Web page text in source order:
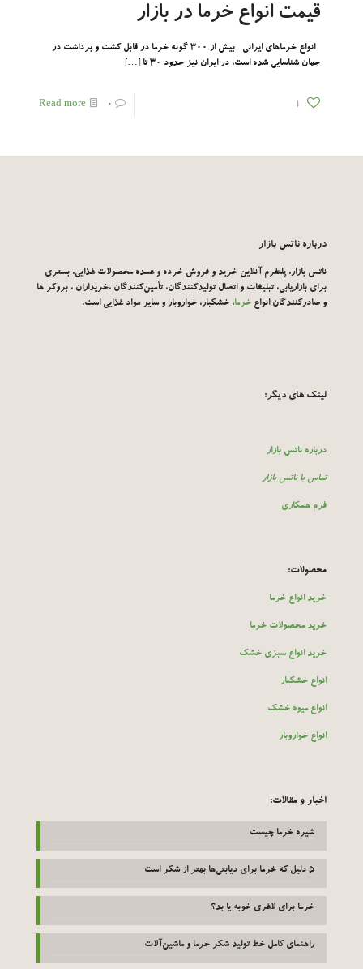
قیمت انواع خرما در بازار
انواع خرماهای ایرانی بیش از ۳۰۰ گونه خرما در قابل کشت و برداشت در
جهان شناسایی شده است، در ایران نیز حدود ۳۰ تا
[…]
۱ ۰ Read more
درباره ناتس بازار
ناتس بازار، پلتفرم آنلاین خرید و فروش خرده و عمده محصولات غذایی، بستری
برای بازاریابی، تبلیغات و اتصال تولیدکنندگان، تأمین‌کنندگان ،خریداران ، بروکر ها
و صادرکنندگان انواع خرما، خشکبار، خواروبار و سایر مواد غذایی است.
لینک های دیگر:
درباره ناتس بازار
تماس با ناتس بازار
فرم همکاری
محصولات:
خرید انواع خرما
خرید محصولات خرما
خرید انواع سبزی خشک
انواع خشکبار
انواع میوه خشک
انواع خواروبار
اخبار و مقالات:
شیره خرما چیست
۵ دلیل که خرما برای دیابتی‌ها بهتر از شکر است
خرما برای لاغری خوبه یا بد؟
راهنمای کامل خط تولید شکر خرما و ماشین‌آلات